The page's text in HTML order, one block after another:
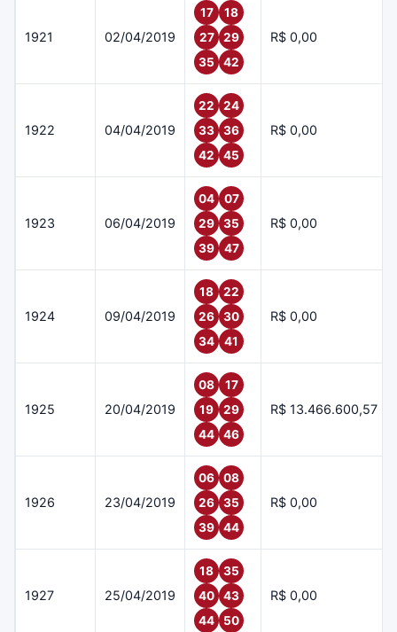
1921 02/04/2019
17
18
27
29
35
42
R$ 0,00
1922 04/04/2019
22
24
33
36
42
45
R$ 0,00
1923 06/04/2019
04
07
29
35
39
47
R$ 0,00
1924 09/04/2019
18
22
26
30
34
41
R$ 0,00
1925 20/04/2019
08
17
19
29
44
46
R$ 13.466.600,57
1926 23/04/2019
06
08
26
35
39
44
R$ 0,00
1927 25/04/2019
18
35
40
43
44
50
R$ 0,00